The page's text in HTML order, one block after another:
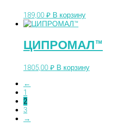
189,00 ₽ В корзину
ЦИПРОМАЛ™
1805,00 ₽ В корзину
←
1
2
3
→